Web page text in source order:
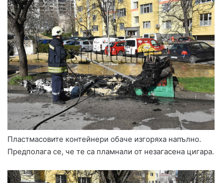
Пластмасовите контейнери обаче изгоряха напълно.
Предполага се, че те са пламнали от незагасена цигара.